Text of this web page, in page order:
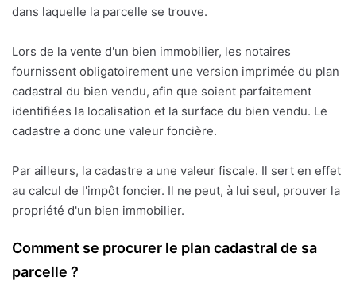
dans laquelle la parcelle se trouve.
Lors de la vente d'un bien immobilier, les notaires
fournissent obligatoirement une version imprimée du plan
cadastral du bien vendu, afin que soient parfaitement
identifiées la localisation et la surface du bien vendu. Le
cadastre a donc une valeur foncière.
Par ailleurs, la cadastre a une valeur fiscale. Il sert en effet
au calcul de l'impôt foncier. Il ne peut, à lui seul, prouver la
propriété d'un bien immobilier.
Comment se procurer le plan cadastral de sa
parcelle ?